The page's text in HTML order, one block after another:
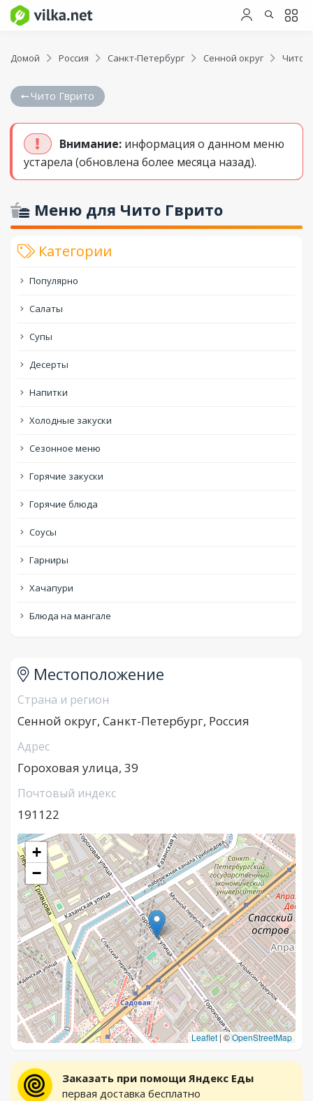
Домой Россия Санкт-Петербург Сенной округ Чито
Чито Гврито
Внимание: информация о данном меню
устарела (обновлена более месяца назад).
Меню для Чито Гврито
Категории
Популярно
Салаты
Супы
Десерты
Напитки
Холодные закуски
Сезонное меню
Горячие закуски
Горячие блюда
Соусы
Гарниры
Хачапури
Блюда на мангале
Местоположение
Страна и регион
Сенной округ, Санкт-Петербург, Россия
Адрес
Гороховая улица, 39
Почтовый индекс
191122
+
−
Leaflet | ©OpenStreetMap
Заказать при помощи Яндекс Еды
первая доставка бесплатно